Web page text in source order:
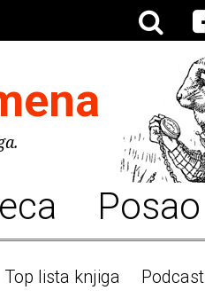
Posao
Top lista knjiga Podcast